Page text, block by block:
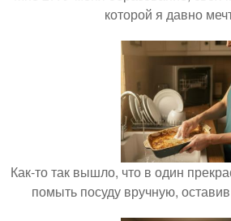
которой я давно
Как-то так вышло, что в один
помыть посуду вручную,